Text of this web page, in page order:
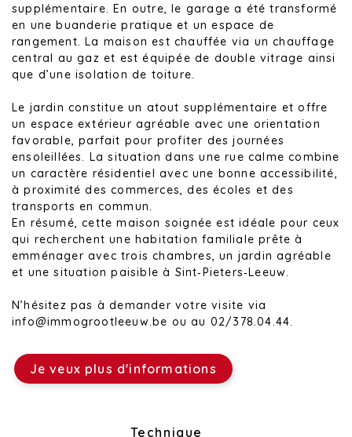
supplémentaire.En outre, le garage a été transformé
en une buanderie pratique et un espace de
rangement. La maison est chauffée via un chauffage
central au gaz et est équipée de double vitrage ainsi
que d’une isolation de toiture.
Le jardin constitue un atout supplémentaire et offre
un espace extérieur agréable avec une orientation
favorable, parfait pour profiter des journées
ensoleillées. La situation dans une rue calme combine
un caractère résidentiel avec une bonne accessibilité,
à proximité des commerces, des écoles et des
transports en commun.
En résumé, cette maison soignée est idéale pour ceux
qui recherchent une habitation familiale prête à
emménager avec trois chambres, un jardin agréable
et une situation paisible à Sint‑Pieters‑Leeuw.
N’hésitez pas à demander votre visite via
info@immogrootleeuw.be ou au 02/378.04.44.
Je veux plus d'informations
Technique